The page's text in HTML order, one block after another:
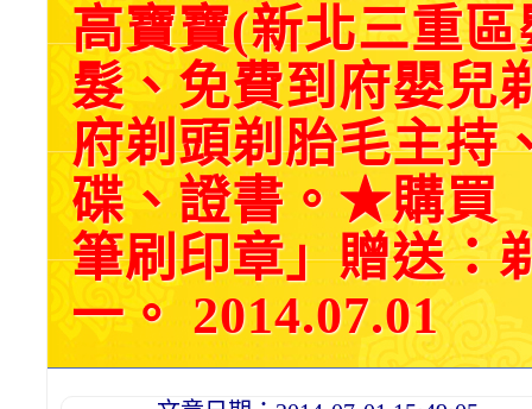
高寶寶(新北三重
髮、免費到府嬰兒
府剃頭剃胎毛主持
碟、證書。★購買
筆刷印章」贈送：
一。 2014.07.01